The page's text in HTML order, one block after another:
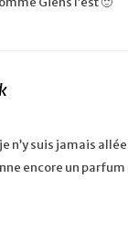
n’y suis jamais allée
encore un parfum